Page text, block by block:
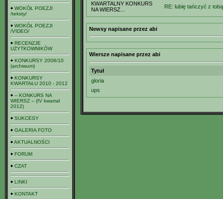
WOKÓŁ POEZJI
/teksty/
WOKÓŁ POEZJI
/VIDEO/
RECENZJE
UŻYTKOWNIKÓW
KONKURSY 2008/10
(archiwum)
KONKURSY
KWARTAŁU 2010 - 2012
-- KONKURS NA
WIERSZ -- (IV kwartał
2012)
SUKCESY
GALERIA FOTO
AKTUALNOŚCI
FORUM
CZAT
LINKI
KONTAKT
KWARTALNY KONKURS
NA WIERSZ...
RE: lubię tańczyć z tobą
Newsy napisane przez abi
Wiersze napisane przez abi
Tytuł
gloria
ups